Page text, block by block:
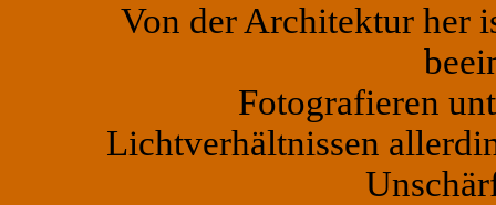
Von der Architektur her
Fotografieren
Lichtverhältnissen